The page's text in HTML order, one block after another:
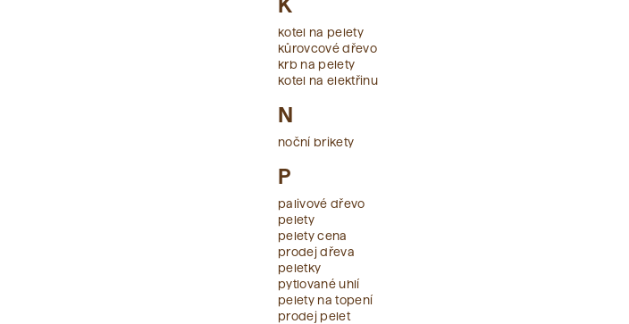
K
kotel na pelety
kůrovcové dřevo
krb na pelety
kotel na elektřinu
N
noční brikety
P
palivové dřevo
pelety
pelety cena
prodej dřeva
peletky
pytlované uhlí
pelety na topení
prodej pelet